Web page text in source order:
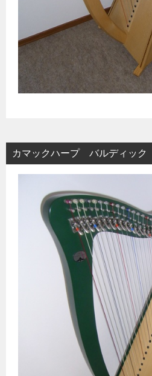
カマックハープ バルディック